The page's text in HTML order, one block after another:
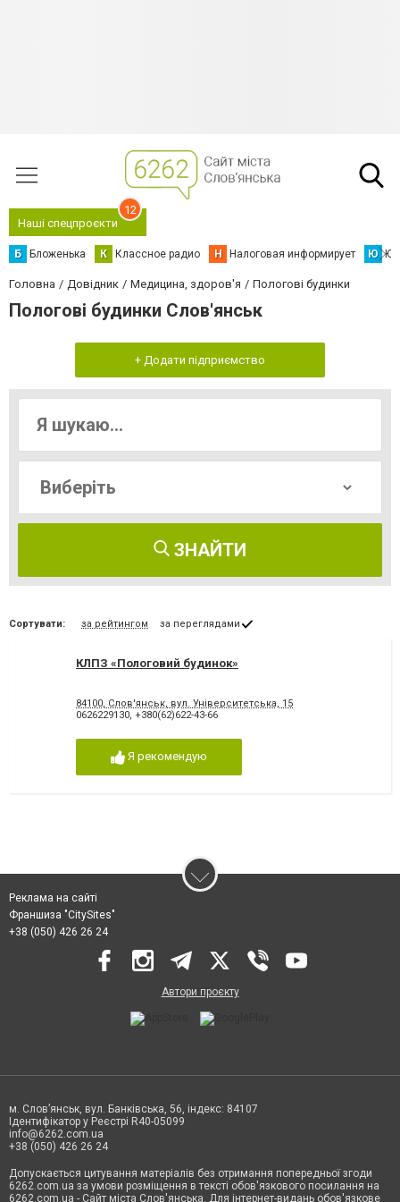
Наші спецпроєкти
12
Б Бложенька К Классное радио Н Налоговая информирует Ю
Головна Довідник Медицина, здоров'я Пологові будинки
Пологові будинки Слов'янськ
+ Додати підприємство
ЗНАЙТИ
Сортувати: за рейтингом за переглядами
КЛПЗ «Пологовий будинок»
84100, Слов'янськ, вул. Університетська, 15
0626229130, +380(62)622-43-66
Я рекомендую
Реклама на сайті
Франшиза "CitySites"
+38 (050) 426 26 24
Автори проєкту
м. Слов’янськ, вул. Банківська, 56, індекс: 84107
Ідентифікатор у Реєстрі R40-05099
info@6262.com.ua
+38 (050) 426 26 24
Допускається цитування матеріалів без отримання попередньої згоди
6262.com.ua за умови розміщення в тексті обов'язкового посилання на
6262.com.ua - Сайт міста Слов'янська. Для інтернет-видань обов'язкове